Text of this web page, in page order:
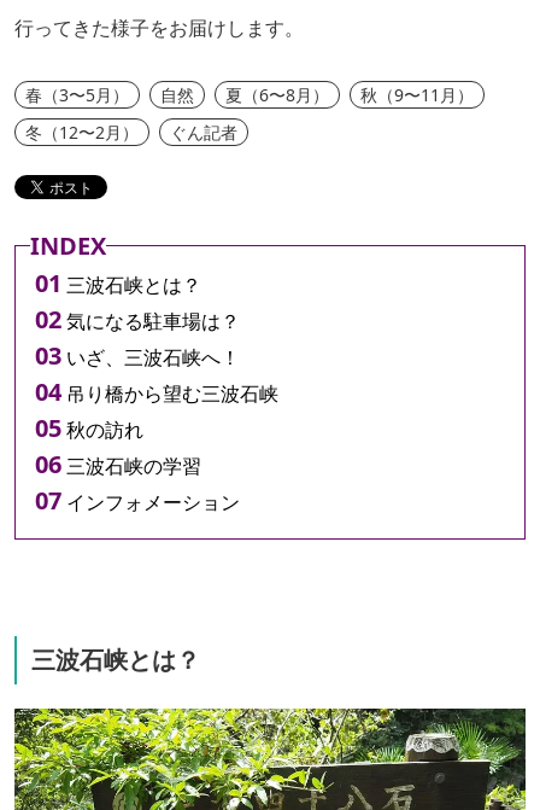
行ってきた様子をお届けします。
春（3〜5月） 自然 夏（6〜8月）
秋（9〜11月）
冬（12〜2月）
ぐん記者
INDEX
三波石峡とは？
気になる駐車場は？
いざ、三波石峡へ！
吊り橋から望む三波石峡
秋の訪れ
三波石峡の学習
インフォメーション
三波石峡とは？